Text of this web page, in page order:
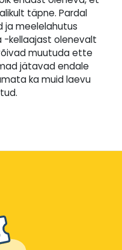
täpne. Pardal
ja meelelahutus
-kellaajast olenevalt
muutuda ette
jätavad endale
ka muid laevu